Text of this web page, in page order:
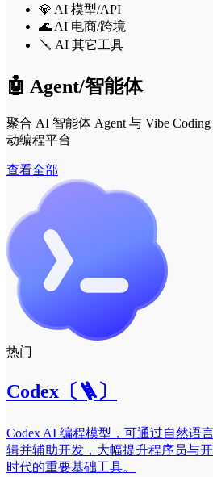
💎 AI 模型/API
🌊 AI 电商/跨境
🪛 AI 其它工具
🤖 Agent/智能体
聚合 AI 智能体 Agent 与 Vibe
动编程平台
查看全部
热门
Codex〔🪜〕
Codex AI 编程模型，可通过自然语
辑并辅助开发，大幅提升程序员与
时代的重要基础工具。